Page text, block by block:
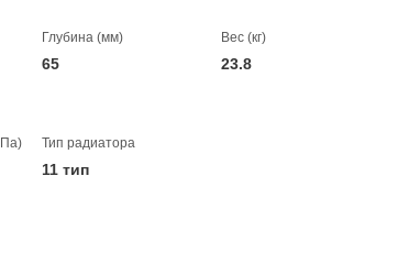
Глубина (мм)
65
Вес (кг)
23.8
Тип радиатора
11 тип